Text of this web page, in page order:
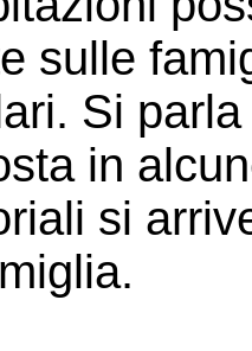
sulle
Si
in
si